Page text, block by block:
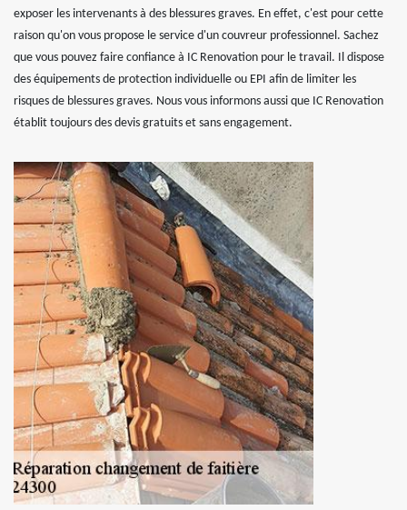
exposer les intervenants à des blessures graves. En effet, c'est pour cette
raison qu'on vous propose le service d'un couvreur professionnel. Sachez
que vous pouvez faire confiance à IC Renovation pour le travail. Il dispose
des équipements de protection individuelle ou EPI afin de limiter les
risques de blessures graves. Nous vous informons aussi que IC Renovation
établit toujours des devis gratuits et sans engagement.